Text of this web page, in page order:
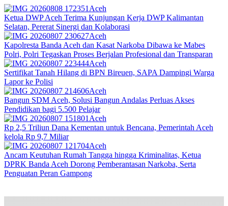
Aceh
Ketua DWP Aceh Terima Kunjungan Kerja DWP Kalimantan
Selatan, Pererat Sinergi dan Kolaborasi
Aceh
Kapolresta Banda Aceh dan Kasat Narkoba Dibawa ke Mabes
Polri, Polri Tegaskan Proses Berjalan Profesional dan Transparan
Aceh
Sertifikat Tanah Hilang di BPN Bireuen, SAPA Dampingi Warga
Lapor ke Polisi
Aceh
Bangun SDM Aceh, Solusi Bangun Andalas Perluas Akses
Pendidikan bagi 5.500 Pelajar
Aceh
Rp 2,5 Triliun Dana Kementan untuk Bencana, Pemerintah Aceh
kelola Rp 9,7 Miliar‎
Aceh
Ancam Keutuhan Rumah Tangga hingga Kriminalitas, Ketua
DPRK Banda Aceh Dorong Pemberantasan Narkoba, Serta
Penguatan Peran Gampong